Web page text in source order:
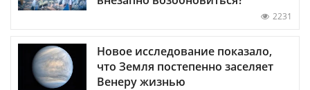
2231
Новое исследование показало,
что Земля постепенно заселяет
Венеру жизнью